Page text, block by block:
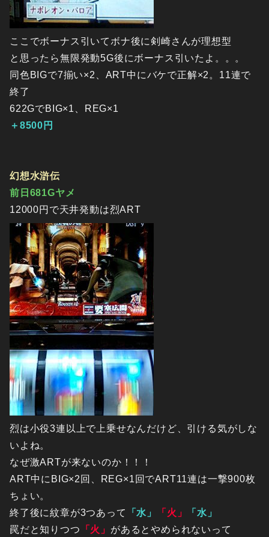
ここでボーナス引いてボナ後に剣崎さんが理想型
と思ったら無限発動5G後にボーナス引いたよ。。。
同色BIGで7揃い×2、ART中にバケで正解×2。11連で
終了
622GでBIG×1、REG×1
＋8500円
幻想水滸伝
前日681Gヤメ
12000円で天井発動は烈ART
烈は小役3連以上で上乗せなんだけど、引ける気がしな
いよね。
なぜ激ARTが来ないのか！！！
ART中にBIG×2回、REG×1回でART11連は一撃900枚
ちょい。
終了後に紋章が3つあって
「水」 「火」
「水」
罠だと知りつつ 「火」 があるとやめられないって